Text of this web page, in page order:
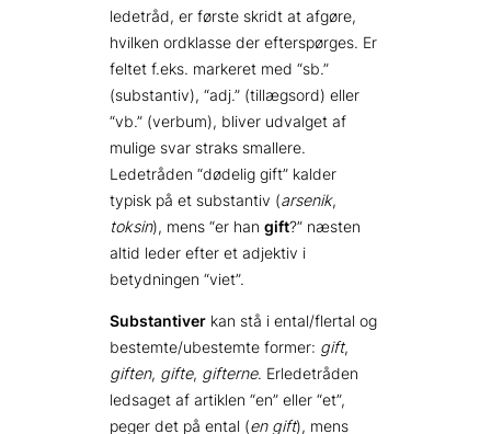
ledetråd, er første skridt at afgøre,
hvilken ordklasse der efterspørges. Er
feltet f.eks. markeret med “sb.”
(substantiv), “adj.” (tillægsord) eller
“vb.” (verbum), bliver udvalget af
mulige svar straks smallere.
Ledetråden “dødelig gift” kalder
typisk på et substantiv (arsenik,
toksin), mens “er han gift?” næsten
altid leder efter et adjektiv i
betydningen “viet”.
Substantiver kan stå i ental/flertal og
bestemte/ubestemte former: gift,
giften, gifte, gifterne. Erledetråden
ledsaget af artiklen “en” eller “et”,
peger det på ental (en gift), mens